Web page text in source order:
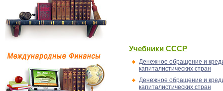
Учебники СССР
Денежное обращение и
капиталистических стран
Денежное обращение и
капиталистических стран